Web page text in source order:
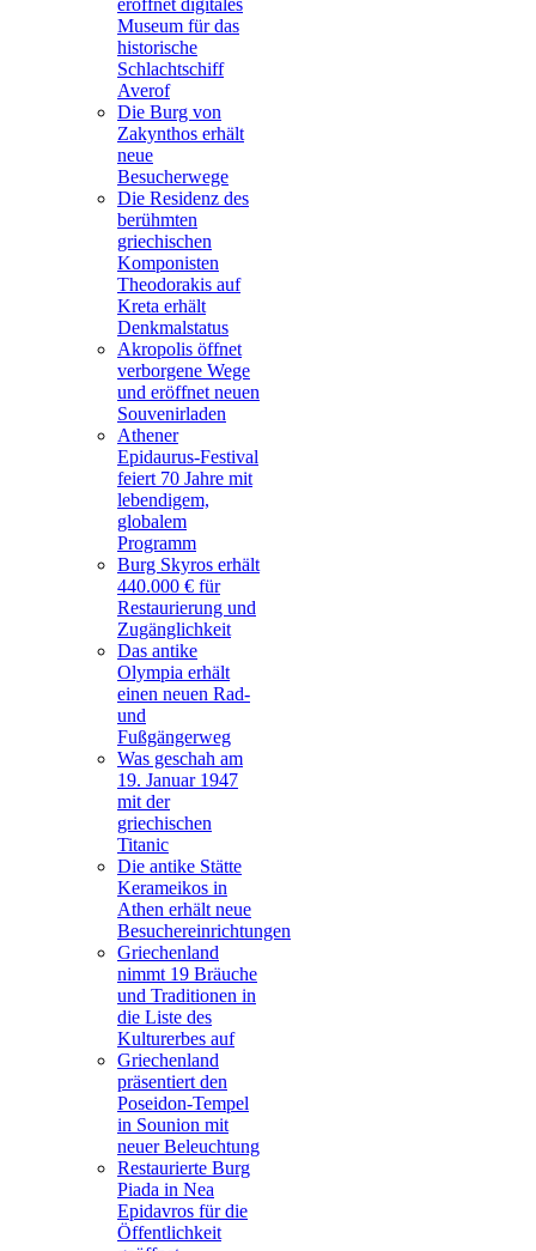
eröffnet digitales
Museum für das
historische
Schlachtschiff
Averof
Die Burg von
Zakynthos erhält
neue
Besucherwege
Die Residenz des
berühmten
griechischen
Komponisten
Theodorakis auf
Kreta erhält
Denkmalstatus
Akropolis öffnet
verborgene Wege
und eröffnet neuen
Souvenirladen
Athener
Epidaurus-Festival
feiert 70 Jahre mit
lebendigem,
globalem
Programm
Burg Skyros erhält
440.000 € für
Restaurierung und
Zugänglichkeit
Das antike
Olympia erhält
einen neuen Rad-
und
Fußgängerweg
Was geschah am
19. Januar 1947
mit der
griechischen
Titanic
Die antike Stätte
Kerameikos in
Athen erhält neue
Besuchereinrichtungen
Griechenland
nimmt 19 Bräuche
und Traditionen in
die Liste des
Kulturerbes auf
Griechenland
präsentiert den
Poseidon-Tempel
in Sounion mit
neuer Beleuchtung
Restaurierte Burg
Piada in Nea
Epidavros für die
Öffentlichkeit